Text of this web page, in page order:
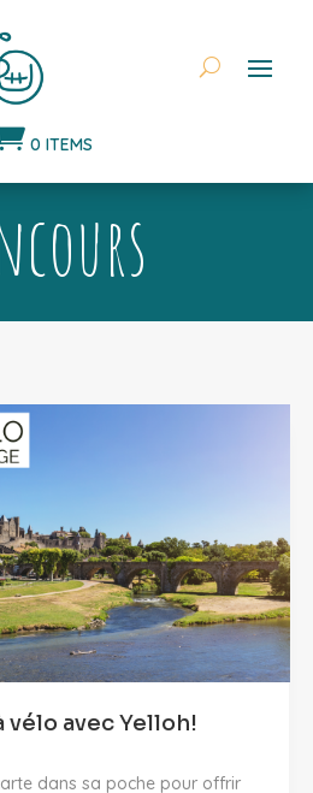
0 ITEMS
vélo avec Yelloh!
dans sa poche pour offrir